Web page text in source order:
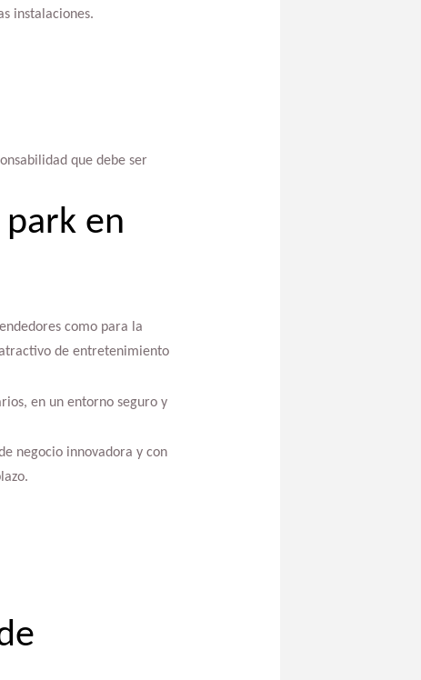
instalaciones.
que debe ser
en
como para la
de entretenimiento
en un entorno seguro y
negocio innovadora y con